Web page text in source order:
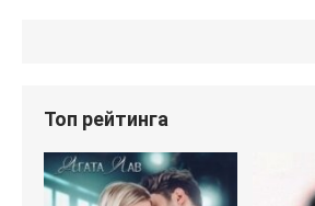
Топ рейтинга